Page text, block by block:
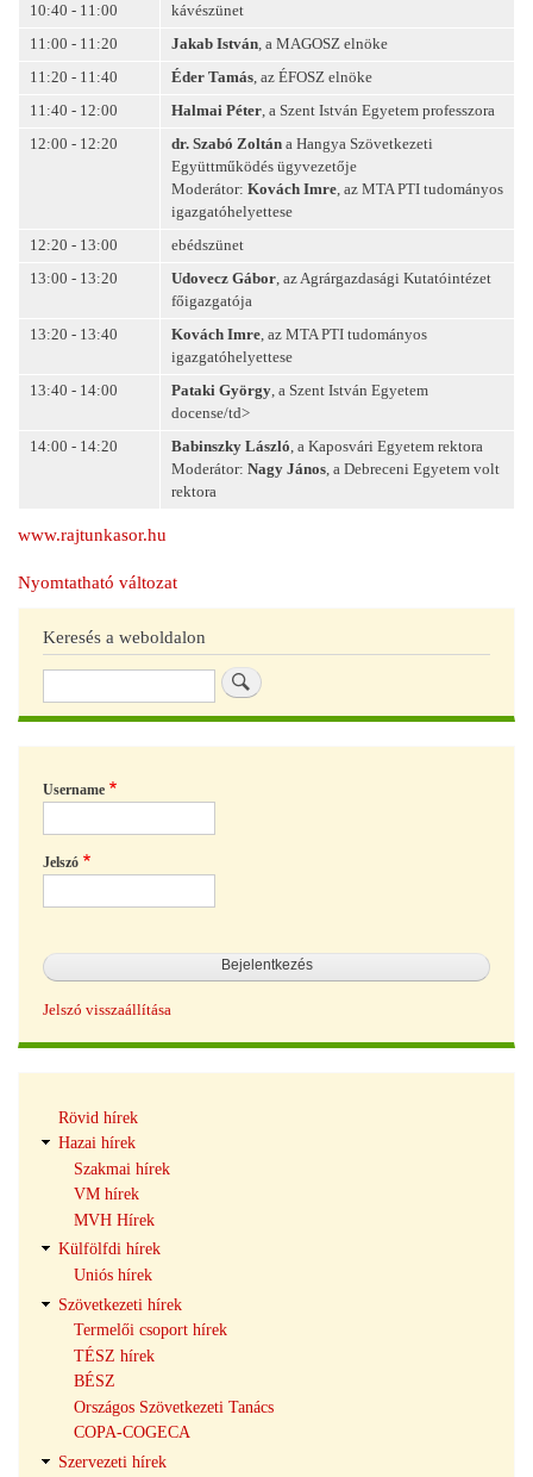
10:40 - 11:00
kávészünet
11:00 - 11:20
Jakab István, a MAGOSZ elnöke
11:20 - 11:40
Éder Tamás, az ÉFOSZ elnöke
11:40 - 12:00
Halmai Péter, a Szent István Egyetem professzora
12:00 - 12:20
dr. Szabó Zoltán a Hangya Szövetkezeti
Együttműködés ügyvezetője
Moderátor: Kovách Imre, az MTA PTI tudományos
igazgatóhelyettese
12:20 - 13:00
ebédszünet
13:00 - 13:20
Udovecz Gábor, az Agrárgazdasági Kutatóintézet
főigazgatója
13:20 - 13:40
Kovách Imre, az MTA PTI tudományos
igazgatóhelyettese
13:40 - 14:00
Pataki György, a Szent István Egyetem
docense/td>
14:00 - 14:20
Babinszky László, a Kaposvári Egyetem rektora
Moderátor: Nagy János, a Debreceni Egyetem volt
rektora
www.rajtunkasor.hu
Nyomtatható változat
Keresés a weboldalon
Username
Jelszó
Jelszó visszaállítása
navigáció
Rövid hírek
Hazai hírek
Szakmai hírek
VM hírek
MVH Hírek
Külfölfdi hírek
Uniós hírek
Szövetkezeti hírek
Termelői csoport hírek
TÉSZ hírek
BÉSZ
Országos Szövetkezeti Tanács
COPA-COGECA
Szervezeti hírek